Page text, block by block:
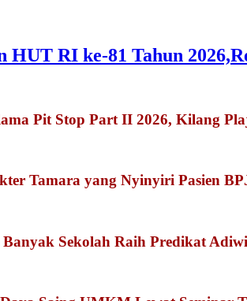
HUT RI ke-81 Tahun
Pit Stop Part II 2026, Kilang
Tamara yang Nyinyiri Pasien
Sekolah Raih Predikat